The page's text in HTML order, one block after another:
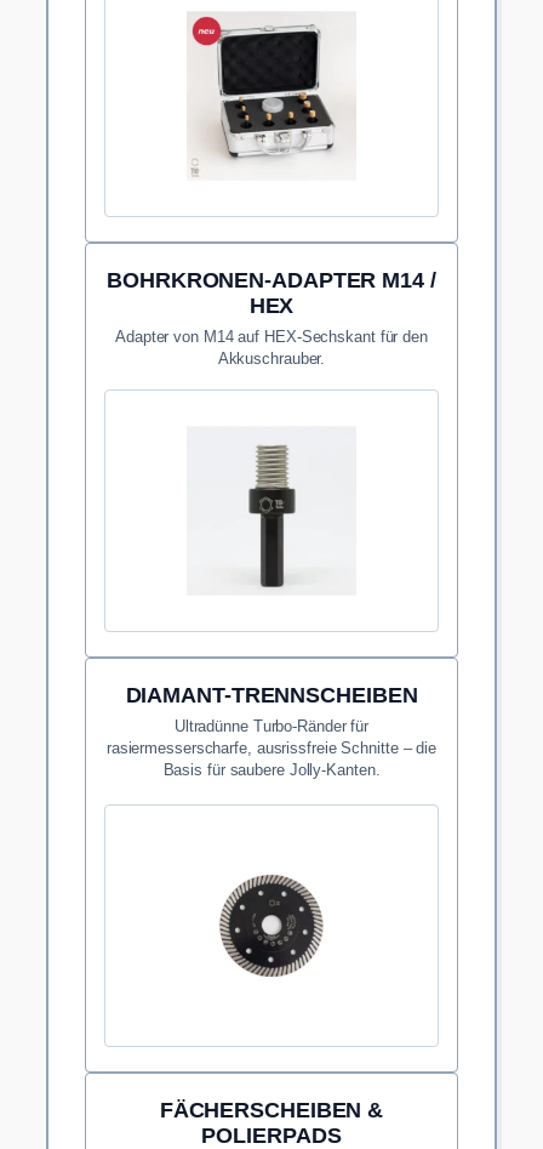
BOHRKRONEN-ADAPTER M14 /
HEX
Adapter von M14 auf HEX-Sechskant für den
Akkuschrauber.
DIAMANT-TRENNSCHEIBEN
Ultradünne Turbo-Ränder für
rasiermesserscharfe, ausrissfreie Schnitte – die
Basis für saubere Jolly-Kanten.
FÄCHERSCHEIBEN &
POLIERPADS